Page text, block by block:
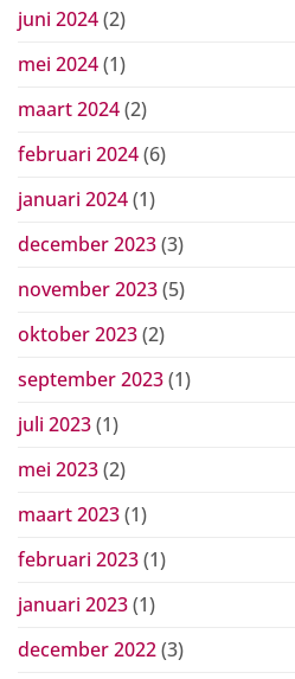
juni 2024(2)
mei 2024(1)
maart 2024(2)
februari 2024(6)
januari 2024(1)
december 2023(3)
november 2023(5)
oktober 2023(2)
september 2023(1)
juli 2023(1)
mei 2023(2)
maart 2023(1)
februari 2023(1)
januari 2023(1)
december 2022(3)